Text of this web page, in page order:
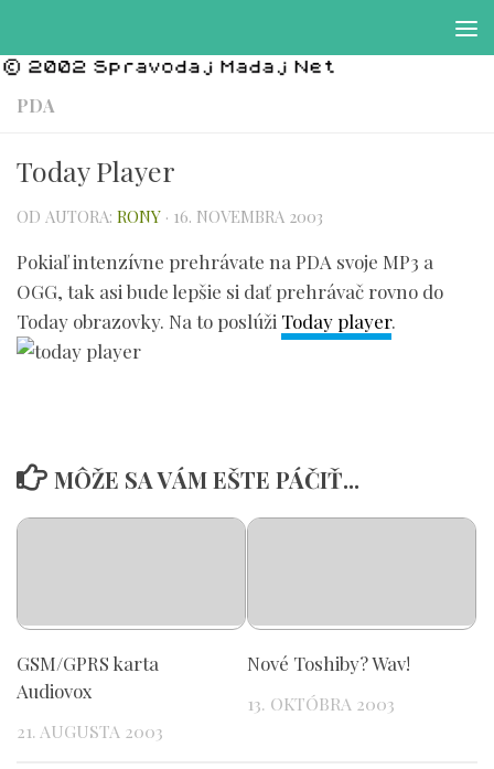
PDA
Today Player
OD AUTORA: RONY · 16. NOVEMBRA 2003
Pokiaľ intenzívne prehrávate na PDA svoje MP3 a
OGG, tak asi bude lepšie si dať prehrávač rovno do
Today obrazovky. Na to poslúži Today player.
MÔŽE SA VÁM EŠTE PÁČIŤ...
GSM/GPRS karta
Audiovox
21. AUGUSTA 2003
Nové Toshiby? Wav!
13. OKTÓBRA 2003